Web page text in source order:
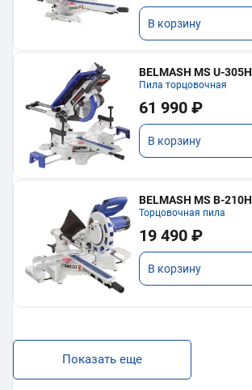
В корзину
BELMASH MS U-305H
Пила торцовочная
61 990 ₽
В корзину
BELMASH MS B-210H
Торцовочная пила
19 490 ₽
В корзину
Показать еще